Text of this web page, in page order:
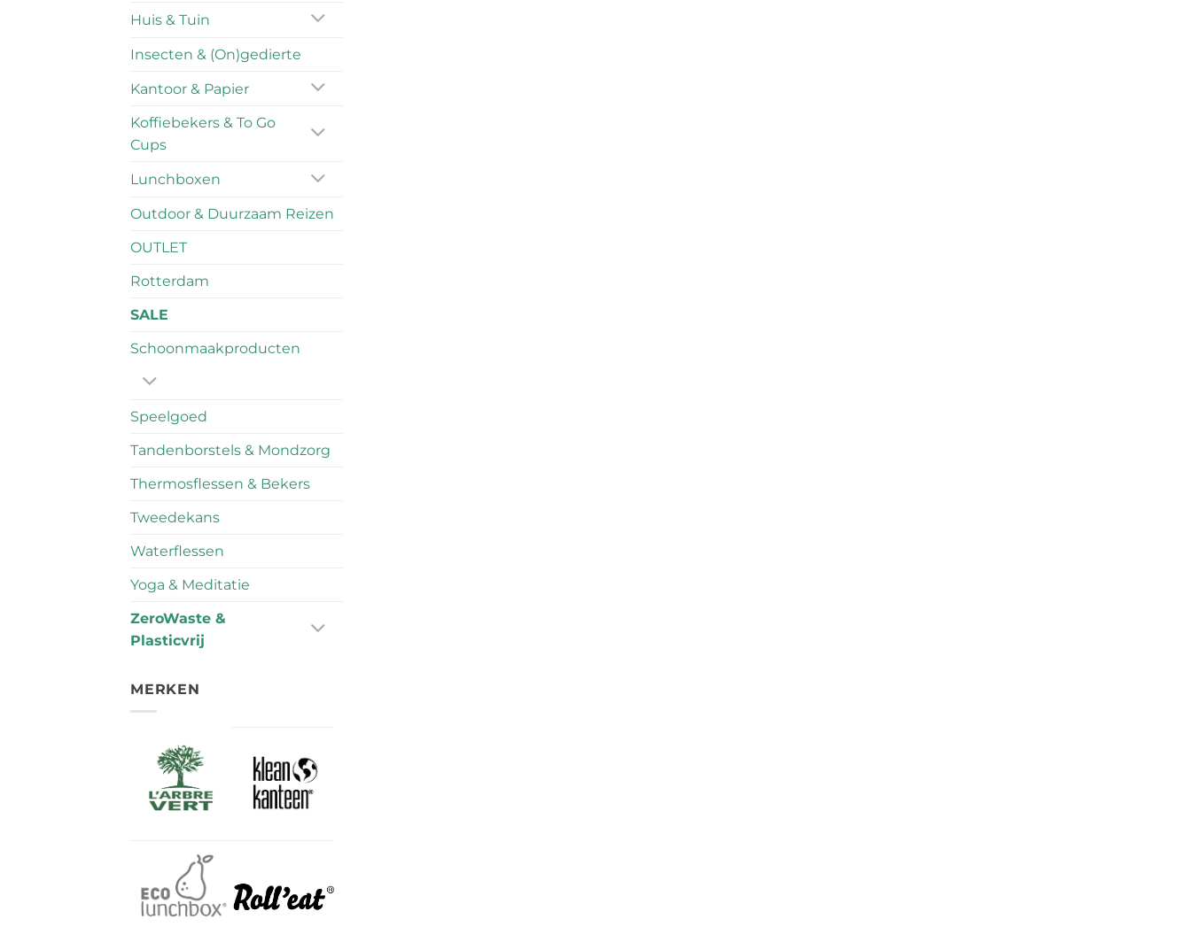
Huis & Tuin
Insecten & (On)gedierte
Kantoor & Papier
Koffiebekers & To Go
Cups
Lunchboxen
Outdoor & Duurzaam Reizen
OUTLET
Rotterdam
SALE
Schoonmaakproducten
Speelgoed
Tandenborstels & Mondzorg
Thermosflessen & Bekers
Tweedekans
Waterflessen
Yoga & Meditatie
ZeroWaste &
Plasticvrij
MERKEN